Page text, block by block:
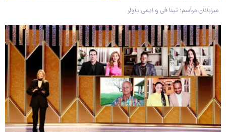
میزبانان مراسم؛ تینا فی و ایمی پاولر